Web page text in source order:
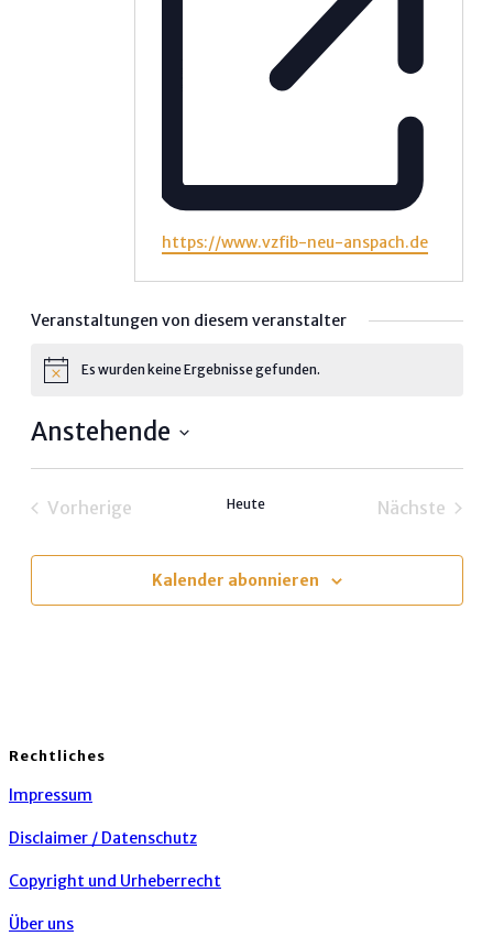
Webseite
https://www.vzfib-neu-anspach.de
Veranstaltungen von diesem veranstalter
HinweisEs wurden keine Ergebnisse gefunden.
Anstehende
Vorherige
Heute
Nächste
Kalender abonnieren
Rechtliches
Impressum
Disclaimer / Datenschutz
Copyright und Urheberrecht
Über uns